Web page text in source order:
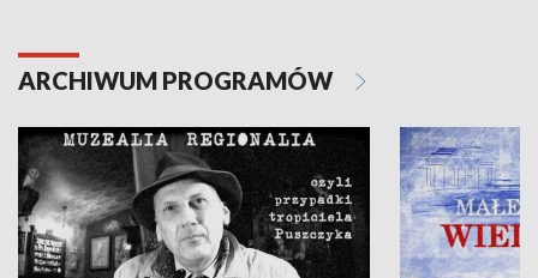
ARCHIWUM PROGRAMÓW